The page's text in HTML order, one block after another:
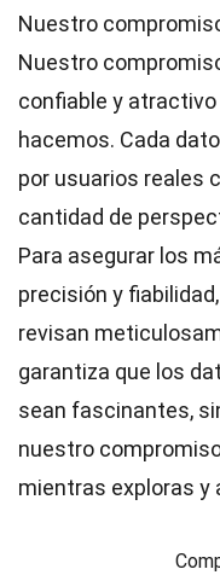
Nuestro
Nuestro
confiable y
hacemos. Cada
por usuarios reales
cantidad de
Para asegurar los
precisión y
revisan
garantiza que los
sean fascinantes,
nuestro
mientras exploras y